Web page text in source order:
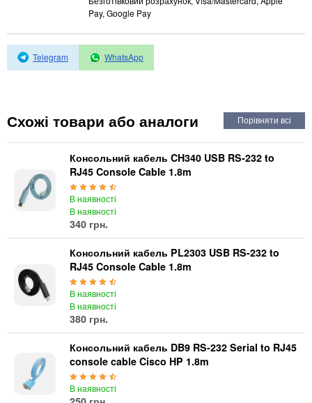
Клавіатури, миші, комплекти
IP-камери
Автономне живлення
Акумулятори для ДБЖ
Pay, Google Pay
Telegram WhatsApp
Схожі товари або аналоги
Консольний кабель CH340 USB RS-232 to
RJ45 Console Cable 1.8m
В наявності
В наявності
340 грн.
Консольний кабель PL2303 USB RS-232 to
RJ45 Console Cable 1.8m
В наявності
В наявності
380 грн.
Консольний кабель DB9 RS-232 Serial to RJ45
console cable Cisco HP 1.8m
В наявності